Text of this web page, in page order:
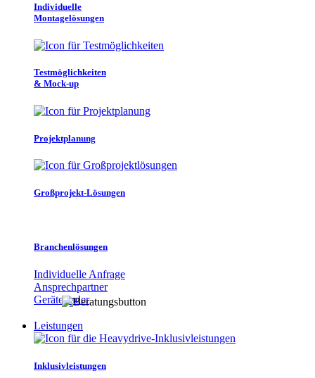
Individuelle
Montagelösungen
Testmöglichkeiten
& Mock-up
Projektplanung
Großprojekt-Lösungen
Branchenlösungen
Individuelle Anfrage
Ansprechpartner
Gerätefinder
Leistungen
Inklusivleistungen